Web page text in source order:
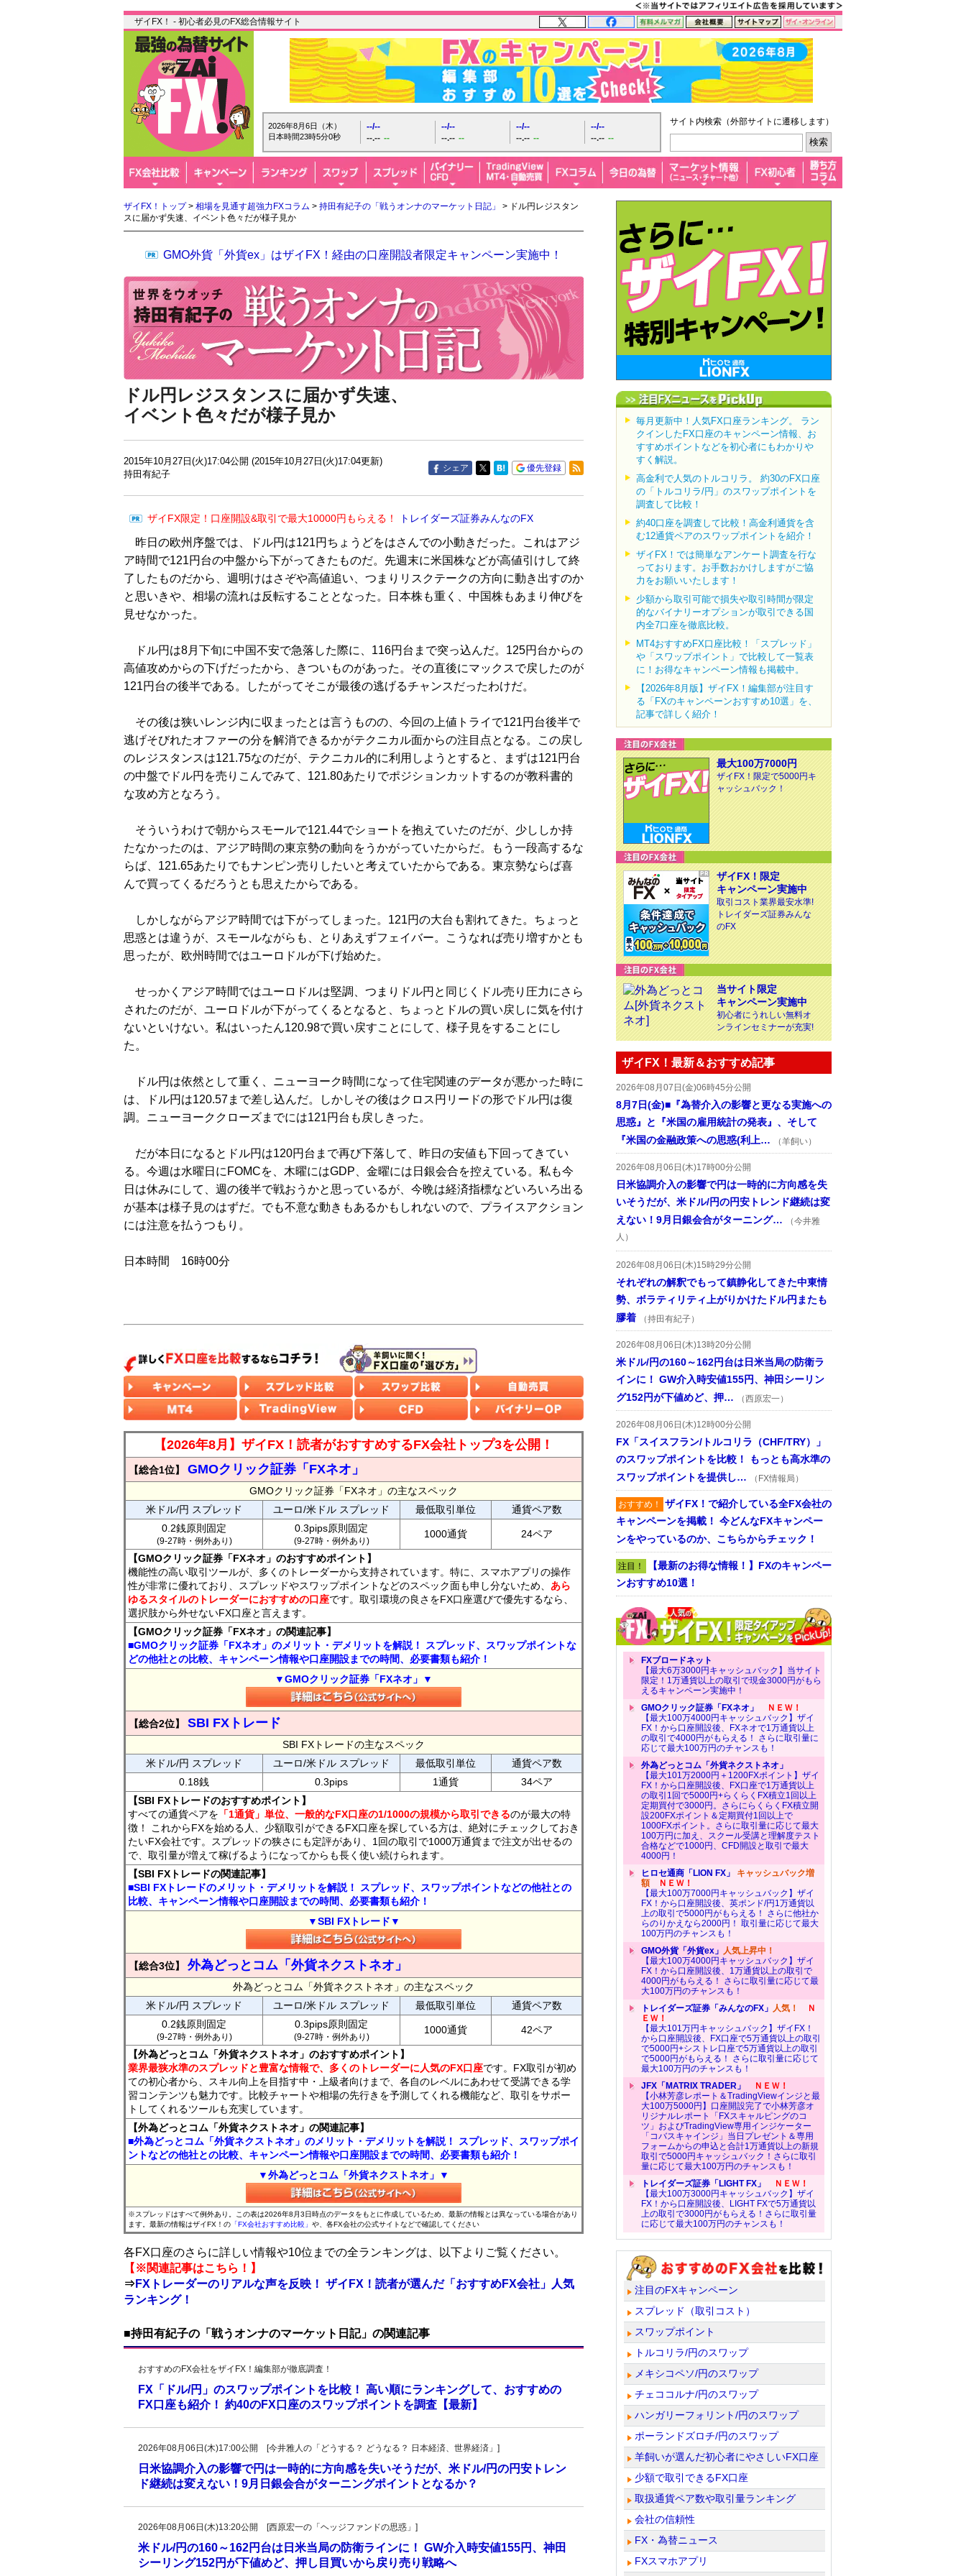
ザイFX！ - 初心者必見のFX総合情報サイト
2026年8月6日（木）
日本時間23時5分1秒
--/--
--.-- --
--/--
--.-- --
--/--
--.-- --
--/--
--.-- --
サイト内検索（外部サイトに遷移します）
ザイFX！トップ> 相場を見通す超強力FXコラム > 持田有紀子の「戦うオンナのマーケット日記」
> ドル円レジスタン
スに届かず失速、イベント色々だが様子見か
GMO外貨「外貨ex」はザイFX！経由の口座開設者限定キャンペーン実施中！
ドル円レジスタンスに届かず失速、
イベント色々だが様子見か
2015年10月27日(火)17:04公開 (2015年10月27日(火)17:04更新)
持田有紀子
シェア 優先登録
ザイFX限定！口座開設&取引で最大10000円もらえる！ トレイダーズ証券みんなのFX
昨日の欧州序盤では、ドル円は121円ちょうどをはさんでの小動きだった。これはアジ
ア時間で121円台の中盤から下がってきたものだ。先週末に米国株などが高値引けして終
了したものだから、週明けはさぞや高値追い、つまりリスクテークの方向に動き出すのか
と思いきや、相場の流れは反転することとなった。日本株も重く、中国株もあまり伸びを
見せなかった。
ドル円は8月下旬に中国不安で急落した際に、116円台まで突っ込んだ。125円台からの
高値攻めからの下げだったから、きついものがあった。その直後にマックスで戻したのが
121円台の後半である。したがってそこが最後の逃げるチャンスだったわけだ。
その後は狭いレンジ内に収まったとは言うものの、今回の上値トライで121円台後半で
逃げそびれたオファーの分を解消できるかがテクニカル面からの注目点となる。この戻し
のレジスタンスは121.75なのだが、テクニカル的に利用しようとすると、まずは121円台
の中盤でドル円を売りこんでみて、121.80あたりでポジションカットするのが教科書的
な攻め方となろう。
そういうわけで朝からスモールで121.44でショートを抱えていたのだが、少ししか持
たなかったのは、アジア時間の東京勢の動向をうかがっていたからだ。もう一段高するな
らば、121.65あたりでもナンピン売りしたいと考えていたからである。東京勢ならば喜
んで買ってくるだろうとも思えたからである。
しかしながらアジア時間では下がってしまった。121円の大台も割れてきた。ちょっと
思惑とは違うが、スモールながらも、とりあえずフェイバー。こうなれば売り増すかとも
思ったが、欧州時間ではユーロドルが下げ始めた。
せっかくアジア時間ではユーロドルは堅調、つまりドル円と同じくドル売り圧力にさら
されたのだが、ユーロドルが下がってくるとなると、ちょっとドルの買い戻しに気を付け
ないといけない。私はいったん120.98で買い戻すことにして、様子見をすることにし
た。
ドル円は依然として重く、ニューヨーク時間になって住宅関連のデータが悪かった時に
は、ドル円は120.57まで差し込んだ。しかしその後はクロス円リードの形でドル円は復
調。ニューヨーククローズまでには121円台も戻しきった。
だが本日になるとドル円は120円台まで再び下落して、昨日の安値も下回ってきてい
る。今週は水曜日にFOMCを、木曜にはGDP、金曜には日銀会合を控えている。私も今
日は休みにして、週の後半で戦おうかと思っているが、今晩は経済指標などいろいろ出る
が基本は様子見のはずだ。でも不意な動きもあるかもしれないので、プライスアクション
には注意を払うつもり。
日本時間 16時00分
【2026年8月】ザイFX！読者がおすすめするFX会社トップ3を公開！
【総合1位】 GMOクリック証券「FXネオ」
GMOクリック証券「FXネオ」の主なスペック
米ドル/円 スプレッド
ユーロ/米ドル スプレッド 最低取引単位
通貨ペア数
0.2銭原則固定
(9-27時・例外あり)
0.3pips原則固定
(9-27時・例外あり)
1000通貨 24ペア
【GMOクリック証券「FXネオ」のおすすめポイント】
機能性の高い取引ツールが、多くのトレーダーから支持されています。特に、スマホアプリの操作
性が非常に優れており、スプレッドやスワップポイントなどのスペック面も申し分ないため、 あら
ゆるスタイルのトレーダーにおすすめの口座です。取引環境の良さをFX口座選びで優先するなら、
選択肢から外せないFX口座と言えます。
【GMOクリック証券「FXネオ」の関連記事】
■GMOクリック証券「FXネオ」のメリット・デメリットを解説！ スプレッド、スワップポイントな
どの他社との比較、キャンペーン情報や口座開設までの時間、必要書類も紹介！
▼GMOクリック証券「FXネオ」▼
【総合2位】 SBI FXトレード
SBI FXトレードの主なスペック
米ドル/円 スプレッド
ユーロ/米ドル スプレッド 最低取引単位
通貨ペア数
0.18銭
0.3pips 1通貨
34ペア
【SBI FXトレードのおすすめポイント】
すべての通貨ペアを 「1通貨」単位、一般的なFX口座の1/1000の規模から取引できるのが最大の特
徴！ これからFXを始める人、少額取引ができるFX口座を探している方は、絶対にチェックしておき
たいFX会社です。スプレッドの狭さにも定評があり、1回の取引で1000万通貨まで注文が出せるの
で、取引量が増えて稼げるようになってからも長く使い続けられます。
【SBI FXトレードの関連記事】
■SBI FXトレードのメリット・デメリットを解説！ スプレッド、スワップポイントなどの他社との
比較、キャンペーン情報や口座開設までの時間、必要書類も紹介！
▼SBI FXトレード▼
【総合3位】 外為どっとコム「外貨ネクストネオ」
外為どっとコム「外貨ネクストネオ」の主なスペック
米ドル/円 スプレッド
ユーロ/米ドル スプレッド 最低取引単位
通貨ペア数
0.2銭原則固定
(9-27時・例外あり)
0.3pips原則固定
(9-27時・例外あり)
1000通貨 42ペア
【外為どっとコム「外貨ネクストネオ」のおすすめポイント】
業界最狭水準のスプレッドと豊富な情報で、多くのトレーダーに人気のFX口座です。FX取引が初め
ての初心者から、スキル向上を目指す中・上級者向けまで、各自のレベルにあわせて受講できる学
習コンテンツも魅力です。比較チャートや相場の先行きを予測してくれる機能など、取引をサポー
トしてくれるツールも充実しています。
【外為どっとコム「外貨ネクストネオ」の関連記事】
■外為どっとコム「外貨ネクストネオ」のメリット・デメリットを解説！ スプレッド、スワップポイ
ントなどの他社との比較、キャンペーン情報や口座開設までの時間、必要書類も紹介！
▼外為どっとコム「外貨ネクストネオ」▼
※スプレッドはすべて例外あり。この表は2026年8月3日時点のデータをもとに作成しているため、最新の情報とは異なっている場合があり
ます。最新の情報はザイFX！の 「FX会社おすすめ比較」 や、各FX会社の公式サイトなどで確認してください
各FX口座のさらに詳しい情報や10位までの全ランキングは、以下よりご覧ください。
【※関連記事はこちら！】
⇒FXトレーダーのリアルな声を反映！ ザイFX！読者が選んだ「おすすめFX会社」人気
ランキング！
■持田有紀子の「戦うオンナのマーケット日記」の関連記事
おすすめのFX会社をザイFX！編集部が徹底調査！
FX「ドル/円」のスワップポイントを比較！ 高い順にランキングして、おすすめの
FX口座も紹介！ 約40のFX口座のスワップポイントを調査【最新】
2026年08月06日(木)17:00公開 [今井雅人の「どうする？ どうなる？ 日本経済、世界経済」]
日米協調介入の影響で円は一時的に方向感を失いそうだが、米ドル/円の円安トレン
ド継続は変えない！9月日銀会合がターニングポイントとなるか？
2026年08月06日(木)13:20公開 [西原宏一の「ヘッジファンドの思惑」]
米ドル/円の160～162円台は日米当局の防衛ラインに！ GW介入時安値155円、神田
シーリング152円が下値めど、押し目買いから戻り売り戦略へ
毎月更新中！人気FX口座ランキング。 ラン
クインしたFX口座のキャンペーン情報、お
すすめポイントなどを初心者にもわかりや
すく解説。
高金利で人気のトルコリラ。 約30のFX口座
の「トルコリラ/円」のスワップポイントを
調査して比較！
約40口座を調査して比較！高金利通貨を含
む12通貨ペアのスワップポイントを紹介！
ザイFX！では簡単なアンケート調査を行な
っております。お手数おかけしますがご協
力をお願いいたします！
少額から取引可能で損失や取引時間が限定
的なバイナリーオプションが取引できる国
内全7口座を徹底比較。
MT4おすすめFX口座比較！「スプレッド」
や「スワップポイント」で比較して一覧表
に！お得なキャンペーン情報も掲載中。
【2026年8月版】ザイFX！編集部が注目す
る「FXのキャンペーンおすすめ10選」を、
記事で詳しく紹介！
最大100万7000円
ザイFX！限定で5000円キ
ャッシュバック！
ザイFX！限定
キャンペーン実施中
取引コスト業界最安水準!
トレイダーズ証券みんな
のFX
当サイト限定
キャンペーン実施中
初心者にうれしい無料オ
ンラインセミナーが充実!
ザイFX！最新＆おすすめ記事
2026年08月07日(金)06時45分公開
8月7日(金)■『為替介入の影響と更なる実施への
思惑』と『米国の雇用統計の発表』、そして
『米国の金融政策への思惑(利上…
（羊飼い）
2026年08月06日(木)17時00分公開
日米協調介入の影響で円は一時的に方向感を失
いそうだが、米ドル/円の円安トレンド継続は変
えない！9月日銀会合がターニング…
（今井雅
人）
2026年08月06日(木)15時29分公開
それぞれの解釈でもって鎮静化してきた中東情
勢、ボラティリティ上がりかけたドル円またも
膠着
（持田有紀子）
2026年08月06日(木)13時20分公開
米ドル/円の160～162円台は日米当局の防衛ラ
インに！ GW介入時安値155円、神田シーリン
グ152円が下値めど、押…
（西原宏一）
2026年08月06日(木)12時00分公開
FX「スイスフラン/トルコリラ（CHF/TRY）」
のスワップポイントを比較！ もっとも高水準の
スワップポイントを提供し…
（FX情報局）
おすすめ！ ザイFX！で紹介している全FX会社の
キャンペーンを掲載！ 今どんなFXキャンペー
ンをやっているのか、こちらからチェック！
注目！ 【最新のお得な情報！】FXのキャンペー
ンおすすめ10選！
FXブロードネット
【最大6万3000円キャッシュバック】当サイト
限定！1万通貨以上の取引で現金3000円がもら
えるキャンペーン実施中！
GMOクリック証券「FXネオ」
ＮＥＷ！
【最大100万4000円キャッシュバック】ザイ
FX！から口座開設後、FXネオで1万通貨以上
の取引で4000円がもらえる！ さらに取引量に
応じて最大100万円のチャンスも！
外為どっとコム「外貨ネクストネオ」
【最大101万2000円＋1200FXポイント】ザイ
FX！から口座開設後、FX口座で1万通貨以上
の取引1回で5000円+らくらくFX積立1回以上
定期買付で3000円。さらにらくらくFX積立開
設200FXポイント＆定期買付1回以上で
1000FXポイント。さらに取引量に応じて最大
100万円に加え、スクール受講と理解度テスト
合格などで1000円、CFD開設と取引で最大
4000円！
ヒロセ通商「LION FX」 キャッシュバック増
額ＮＥＷ！
【最大100万7000円キャッシュバック】ザイ
FX！から口座開設後、英ポンド/円1万通貨以
上の取引で5000円がもらえる！ さらに他社か
らのりかえなら2000円！ 取引量に応じて最大
100万円のチャンスも！
GMO外貨「外貨ex」 人気上昇中！
【最大100万4000円キャッシュバック】ザイ
FX！から口座開設後、1万通貨以上の取引で
4000円がもらえる！ さらに取引量に応じて最
大100万円のチャンスも！
トレイダーズ証券「みんなのFX」 人気！
Ｎ
ＥＷ！
【最大101万円キャッシュバック】ザイFX！
から口座開設後、FX口座で5万通貨以上の取引
で5000円+シストレ口座で5万通貨以上の取引
で5000円がもらえる！ さらに取引量に応じて
最大100万円のチャンスも！
JFX「MATRIX TRADER」
ＮＥＷ！
【小林芳彦レポート＆TradingViewインジと最
大100万5000円】口座開設完了で小林芳彦オ
リジナルレポート「FXスキャルピングのコ
ツ」およびTradingView専用インジケーター
「コバスキャインジ」当日プレゼント＆専用
フォームからの申込と合計1万通貨以上の新規
取引で5000円キャッシュバック！さらに取引
量に応じて最大100万円のチャンスも！
トレイダーズ証券「LIGHT FX」
ＮＥＷ！
【最大100万3000円キャッシュバック】ザイ
FX！から口座開設後、LIGHT FXで5万通貨以
上の取引で3000円がもらえる！さらに取引量
に応じて最大100万円のチャンスも！
注目のFXキャンペーン
スプレッド（取引コスト）
スワップポイント
トルコリラ/円のスワップ
メキシコペソ/円のスワップ
チェココルナ/円のスワップ
ハンガリーフォリント/円のスワップ
ポーランドズロチ/円のスワップ
羊飼いが選んだ初心者にやさしいFX口座
少額で取引できるFX口座
取扱通貨ペア数や取引量ランキング
会社の信頼性
FX・為替ニュース
FXスマホアプリ